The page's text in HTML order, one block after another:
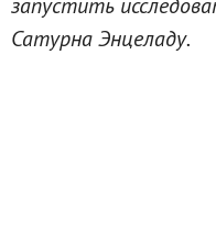
Сатурна Энцеладу.